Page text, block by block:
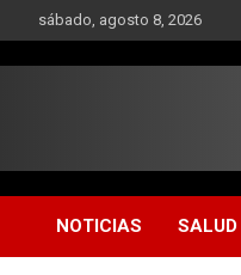
al
contenido
sábado, agosto 8, 2026
NOTICIAS SALUD